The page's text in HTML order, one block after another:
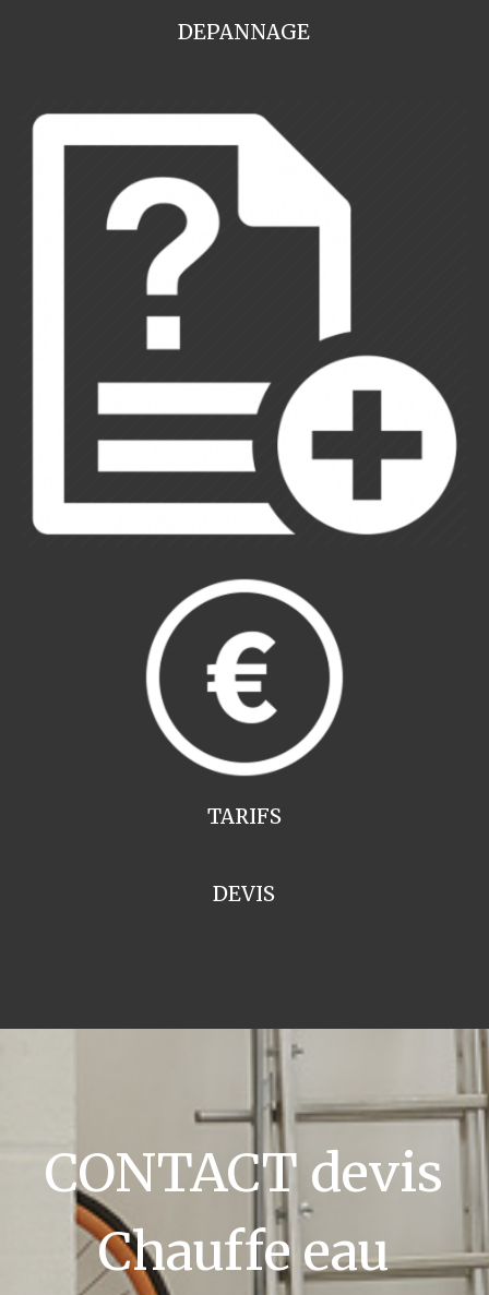
DEPANNAGE
TARIFS
DEVIS
CONTACT devis
Chauffe eau